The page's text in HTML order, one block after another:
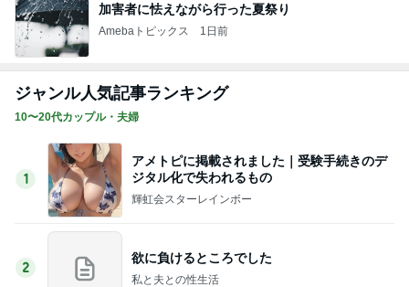
加害者に怯えながら行った夏祭り
Amebaトピックス 1日前
ジャンル人気記事ランキング
10〜20代カップル・夫婦
1
アメトピに掲載されました｜受験手続きのデ
ジタル化で失われるもの
輝虹会スターレインボー
2
欲に負けるところでした
私と夫との性生活